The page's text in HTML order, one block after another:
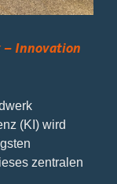
– Innovation
(KI) wird
zentralen